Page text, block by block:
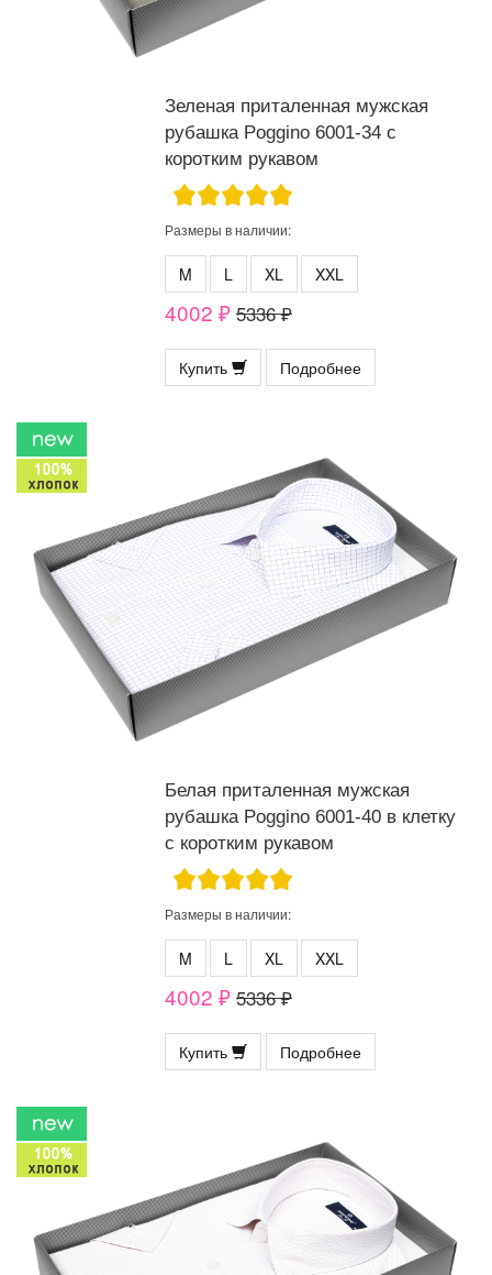
Зеленая приталенная мужская
рубашка Poggino 6001-34 с
коротким рукавом
Размеры в наличии:
M L XL XXL
4002 ₽ 5336 ₽
Купить Подробнее
Белая приталенная мужская
рубашка Poggino 6001-40 в клетку
с коротким рукавом
Размеры в наличии:
M L XL XXL
4002 ₽ 5336 ₽
Купить Подробнее